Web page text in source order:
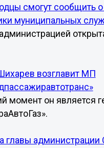
смогут сообщить
муниципальных
возглавит МП
момент он является
главы администрации